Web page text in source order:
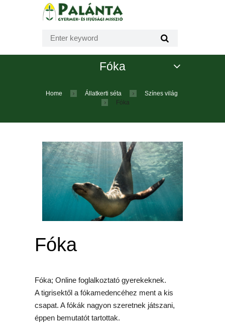
Fóka
Home Állatkerti séta
Színes világ
Fóka
Fóka
Fóka; Online foglalkoztató gyerekeknek.
A tigrisektől a fókamedencéhez ment a kis
csapat. A fókák nagyon szeretnek játszani,
éppen bemutatót tartottak.